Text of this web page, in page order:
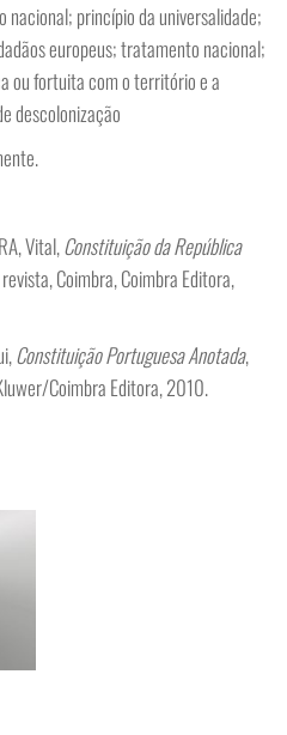
princípio da universalidade;
europeus; tratamento nacional;
ou fortuita com o território e a
descolonização
Vital,Constituição da República
Coimbra, Coimbra Editora,
Constituição Portuguesa Anotada,
Coimbra Editora, 2010.